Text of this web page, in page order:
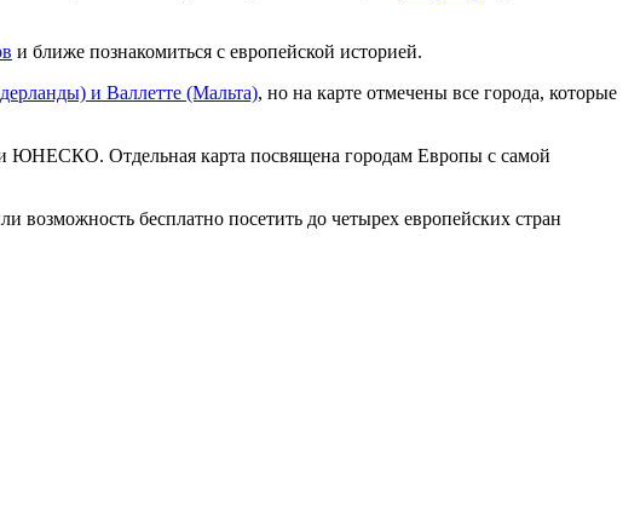
и ближе познакомиться с европейской историей.
и Валлетте (Мальта), но на карте отмечены все города, которые
ЮНЕСКО. Отдельная карта посвящена городам Европы с самой
бесплатно посетить до четырех европейских стран